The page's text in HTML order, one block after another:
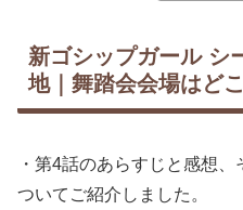
新ゴシップガール シ
地｜舞踏会会場はど
・第4話のあらすじと感想
ついてご紹介しました。